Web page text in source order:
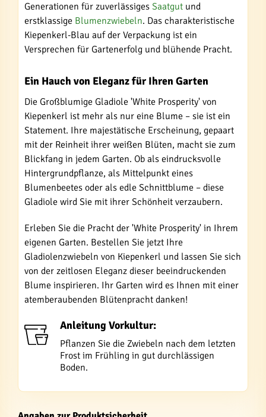
Generationen für zuverlässiges Saatgut und
erstklassige Blumenzwiebeln. Das charakteristische
Kiepenkerl-Blau auf der Verpackung ist ein
Versprechen für Gartenerfolg und blühende Pracht.
Ein Hauch von Eleganz für Ihren Garten
Die Großblumige Gladiole 'White Prosperity' von
Kiepenkerl ist mehr als nur eine Blume – sie ist ein
Statement. Ihre majestätische Erscheinung, gepaart
mit der Reinheit ihrer weißen Blüten, macht sie zum
Blickfang in jedem Garten. Ob als eindrucksvolle
Hintergrundpflanze, als Mittelpunkt eines
Blumenbeetes oder als edle Schnittblume – diese
Gladiole wird Sie mit ihrer Schönheit verzaubern.
Erleben Sie die Pracht der 'White Prosperity' in Ihrem
eigenen Garten. Bestellen Sie jetzt Ihre
Gladiolenzwiebeln von Kiepenkerl und lassen Sie sich
von der zeitlosen Eleganz dieser beeindruckenden
Blume inspirieren. Ihr Garten wird es Ihnen mit einer
atemberaubenden Blütenpracht danken!
Anleitung Vorkultur:
Pflanzen Sie die Zwiebeln nach dem letzten
Frost im Frühling in gut durchlässigen
Boden.